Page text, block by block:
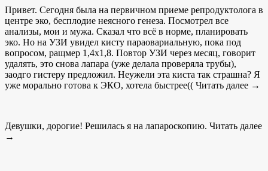
Привет. Сегодня была на первичном приеме репродуктолога в
центре эко, бесплодие неясного генеза. Посмотрел все
анализы, мои и мужа. Сказал что всё в норме, планировать
эко. Но на УЗИ увидел кисту параовариальную, пока под
вопросом, ращмер 1,4х1,8. Повтор УЗИ через месяц, говорит
удалять, это снова лапара (уже делала проверяла трубы),
заодго гистеру предложил. Неужели эта киста так страшна? Я
уже морально готова к ЭКО, хотела быстрее(( Читать далее →
Девушки, дорогие! Решилась я на лапароскопию. Читать далее
→